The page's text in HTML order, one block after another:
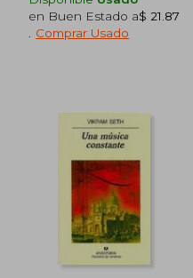
en Buen Estado a$ 21.87
Comprar Usado